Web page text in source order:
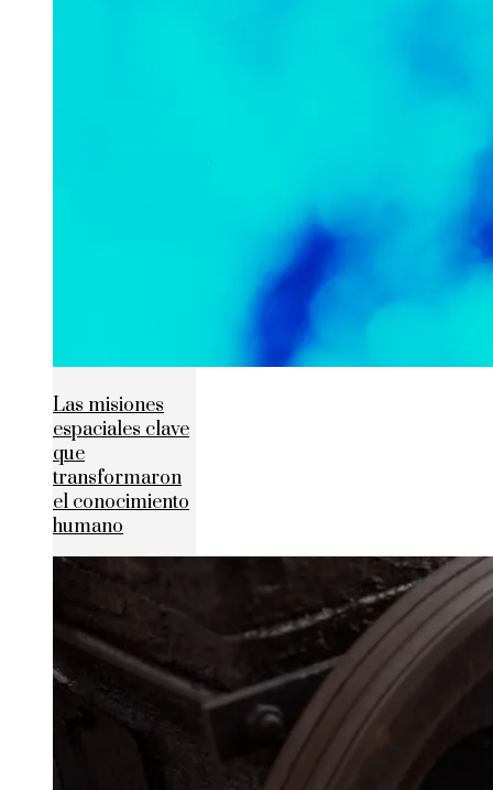
Las misiones
espaciales clave
que
transformaron
el conocimiento
humano